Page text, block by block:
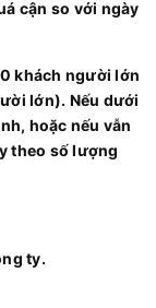
cận so với ngày
khách người lớn
lớn). Nếu dưới
hoặc nếu vẫn
theo số lượng
ty.